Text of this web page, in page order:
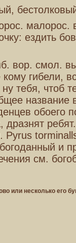
малорос.
ездить
вор. смол.
гибели,
тебя, чтоб
название
обоего
Pyrus
и
см.
или несколько его